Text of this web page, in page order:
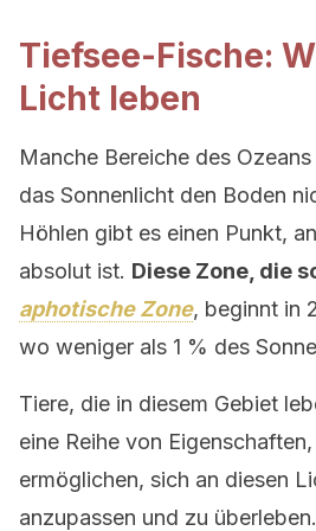
Tiefsee-Fische:
Licht leben
Manche Bereiche des
das Sonnenlicht den Boden
Höhlen gibt es einen Punkt,
absolut ist. Diese Zone, die
aphotische Zone, beginnt in
wo weniger als 1 % des
Tiere, die in diesem Gebiet
eine Reihe von
ermöglichen, sich an diesen
anzupassen und zu überleben.